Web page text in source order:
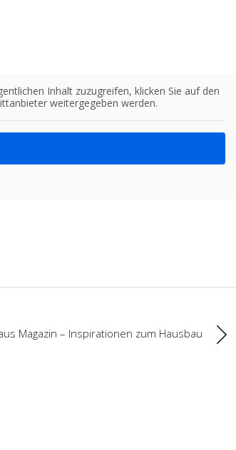
Inhalt zuzugreifen, klicken Sie auf den
weitergegeben werden.
Magazin – Inspirationen zum Hausbau